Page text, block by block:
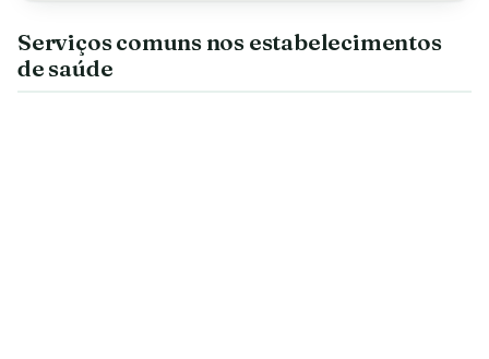
Serviços comuns nos estabelecimentos
de saúde